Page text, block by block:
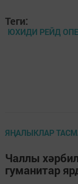
Теги:
ЮХИДИ РЕЙД
ЯҢАЛЫКЛАР
Чаллы
гуманитар